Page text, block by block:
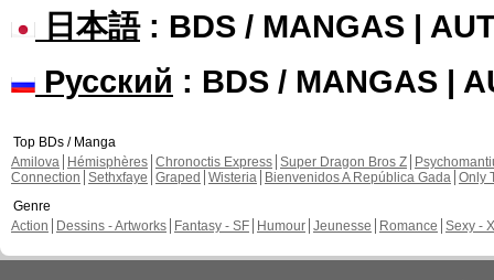
日本語: BDS / MANGAS |
Русский : BDS / MANGAS |
Top BDs / Manga
Amilova
Hémisphères Chronoctis Express Super Dragon Bros Z
Connection Sethxfaye Graped Wisteria Bienvenidos A República Gada Only
Genre
Action
Dessins - Artworks Fantasy - SF Humour Jeunesse Romance Sexy -